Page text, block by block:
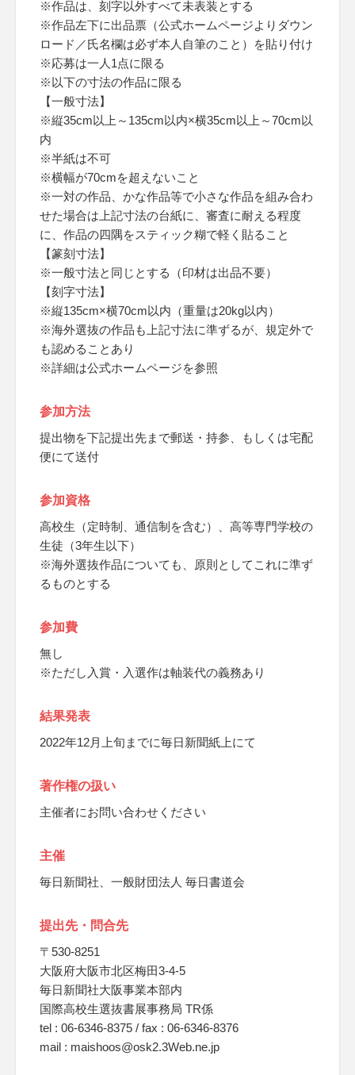
※作品は、刻字以外すべて未表装とする
※作品左下に出品票（公式ホームページよりダウン
ロード／氏名欄は必ず本人自筆のこと）を貼り付け
※応募は一人1点に限る
※以下の寸法の作品に限る
【一般寸法】
※縦35cm以上～135cm以内×横35cm以上～70cm以
内
※半紙は不可
※横幅が70cmを超えないこと
※一対の作品、かな作品等で小さな作品を組み合わ
せた場合は上記寸法の台紙に、審査に耐える程度
に、作品の四隅をスティック糊で軽く貼ること
【篆刻寸法】
※一般寸法と同じとする（印材は出品不要）
【刻字寸法】
※縦135cm×横70cm以内（重量は20kg以内）
※海外選抜の作品も上記寸法に準ずるが、規定外で
も認めることあり
※詳細は公式ホームページを参照
参加方法
提出物を下記提出先まで郵送・持参、もしくは宅配
便にて送付
参加資格
高校生（定時制、通信制を含む）、高等専門学校の
生徒（3年生以下）
※海外選抜作品についても、原則としてこれに準ず
るものとする
参加費
無し
※ただし入賞・入選作は軸装代の義務あり
結果発表
2022年12月上旬までに毎日新聞紙上にて
著作権の扱い
主催者にお問い合わせください
主催
毎日新聞社、一般財団法人 毎日書道会
提出先・問合先
〒530-8251
大阪府大阪市北区梅田3-4-5
毎日新聞社大阪事業本部内
国際高校生選抜書展事務局 TR係
tel : 06-6346-8375 / fax : 06-6346-8376
mail : maishoos@osk2.3Web.ne.jp